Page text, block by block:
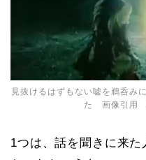
見抜けるはずもない嘘を鵜呑み
た 画像引用
1つは、話を聞きに来